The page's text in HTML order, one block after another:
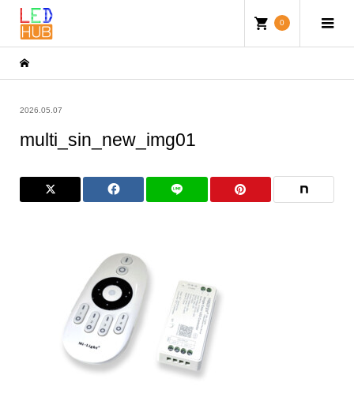
0
2026.05.07
multi_sin_new_img01